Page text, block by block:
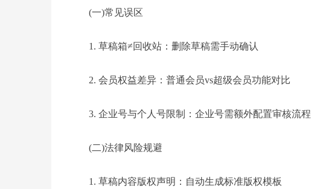
(一)常见误区
1. 草稿箱≠回收站：删除草稿需手动确认
2. 会员权益差异：普通会员vs超级会员功能对比
3. 企业号与个人号限制：企业号需额外配置审核流程
(二)法律风险规避
1. 草稿内容版权声明：自动生成标准版权模板